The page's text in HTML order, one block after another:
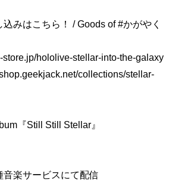
みはこちら！ / Goods of #かがやく
store.jp/hololive-stellar-into-the-galaxy
collections/stellar-
『Still Still Stellar』
楽サービスにて配信